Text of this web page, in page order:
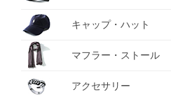
キャップ・ハット
マフラー・ストール
アクセサリー